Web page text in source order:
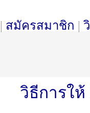
| สมัครสมาชิก |
วิธีการให้